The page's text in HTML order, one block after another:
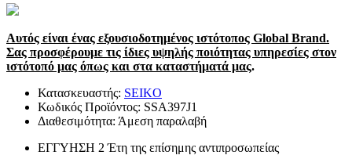
Αυτός είναι ένας εξουσιοδοτημένος ιστότοπος Global Brand.
Σας προσφέρουμε τις ίδιες υψηλής ποιότητας υπηρεσίες στον
ιστότοπό μας όπως και στα καταστήματά μας.
Κατασκευαστής: SEIKO
Κωδικός Προϊόντος: SSA397J1
Διαθεσιμότητα: Άμεση παραλαβή
ΕΓΓΥΗΣΗ 2 Έτη της επίσημης αντιπροσωπείας